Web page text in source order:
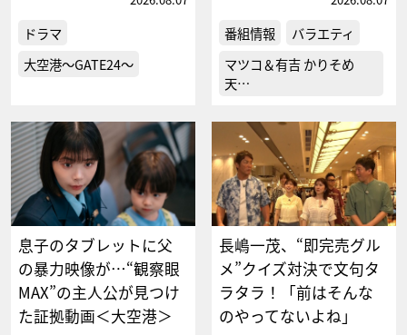
ドラマ
大空港～GATE24～
番組情報
バラエティ
マツコ＆有吉 かりそめ
天…
息子のタブレットに父
の暴力映像が…“観察眼
MAX”の主人公が見つけ
た証拠動画＜大空港＞
長嶋一茂、“即完売グル
メ”クイズ対決で文句タ
ラタラ！「前はそんな
のやってないよね」